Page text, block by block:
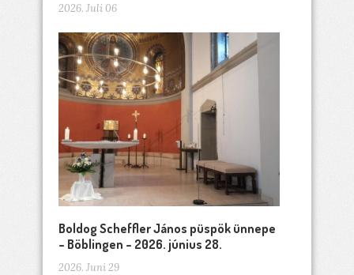
2026. Juli 06
Boldog Scheffler János püspök ünnepe
– Böblingen – 2026. június 28.
2026. Juni 29